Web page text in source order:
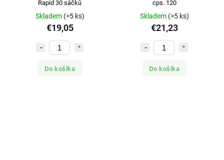
Rapid 30 sáčků
Skladem (>5 ks)
€19,05
Do košíka
cps. 120
Skladem (>5 ks)
€21,23
Do košíka